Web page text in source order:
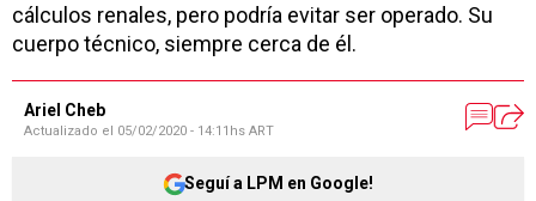
cálculos renales, pero podría evitar ser operado. Su
cuerpo técnico, siempre cerca de él.
Ariel Cheb
Actualizado el 05/02/2020 - 14:11hs ART
Seguí a LPM en Google!